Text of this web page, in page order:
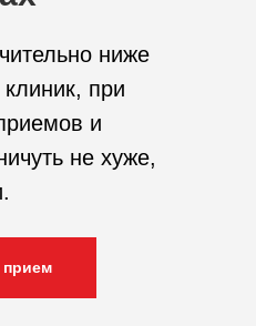
ниже
при
и
не хуже,
прием